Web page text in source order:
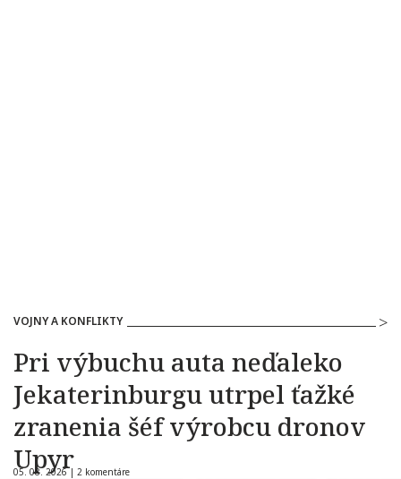
VOJNY A KONFLIKTY
Pri výbuchu auta neďaleko
Jekaterinburgu utrpel ťažké
zranenia šéf výrobcu dronov
Upyr
05. 08. 2026 | 2 komentáre